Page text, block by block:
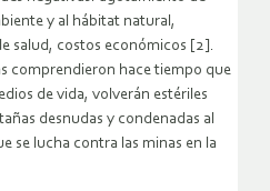
y al hábitat natural,
salud, costos económicos [2].
comprendieron hace tiempo que
de vida, volverán estériles
desnudas y condenadas al
se lucha contra las minas en la